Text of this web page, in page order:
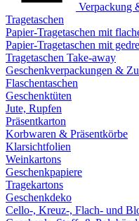
Verpackung
Tragetaschen
Papier-Tragetaschen mit
Papier-Tragetaschen mit
Tragetaschen Take-away
Geschenkverpackungen &
Flaschentaschen
Geschenktüten
Jute, Rupfen
Präsentkarton
Korbwaren & Präsentkörbe
Klarsichtfolien
Weinkartons
Geschenkpapiere
Tragekartons
Geschenkdeko
Cello-, Kreuz-, Flach- und